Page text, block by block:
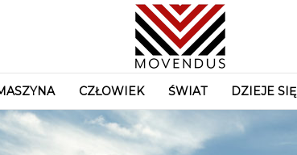
CZŁOWIEK ŚWIAT DZIEJE SIĘ